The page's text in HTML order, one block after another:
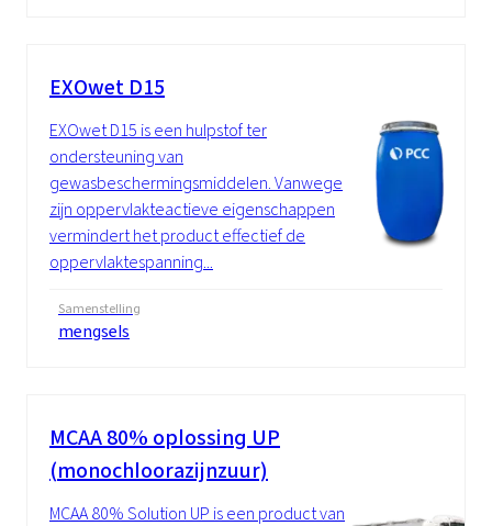
EXOwet D15
EXOwet D15 is een hulpstof ter
ondersteuning van
gewasbeschermingsmiddelen. Vanwege
zijn oppervlakteactieve eigenschappen
vermindert het product effectief de
oppervlaktespanning...
Samenstelling
mengsels
MCAA 80% oplossing UP
(monochloorazijnzuur)
MCAA 80% Solution UP is een product van